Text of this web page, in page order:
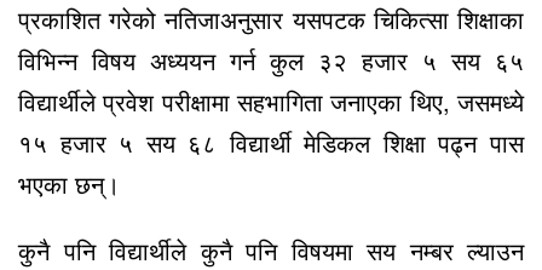
प्रकाशित गरेको नतिजाअनुसार यसपटक चिकित्सा शिक्षाका
विभिन्न विषय अध्ययन गर्न कुल ३२ हजार ५ सय ६५
विद्यार्थीले प्रवेश परीक्षामा सहभागिता जनाएका थिए, जसमध्ये
१५ हजार ५ सय ६८ विद्यार्थी मेडिकल शिक्षा पढ्न पास
भएका छन्।
कुनै पनि विद्यार्थीले कुनै पनि विषयमा सय नम्बर ल्याउन